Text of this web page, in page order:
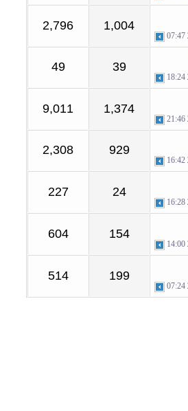
07:47
1,004
2,796
18:24
39
49
21:46
1,374
9,011
16:42
929
2,308
16:28
24
227
14:00
154
604
07:24
199
514